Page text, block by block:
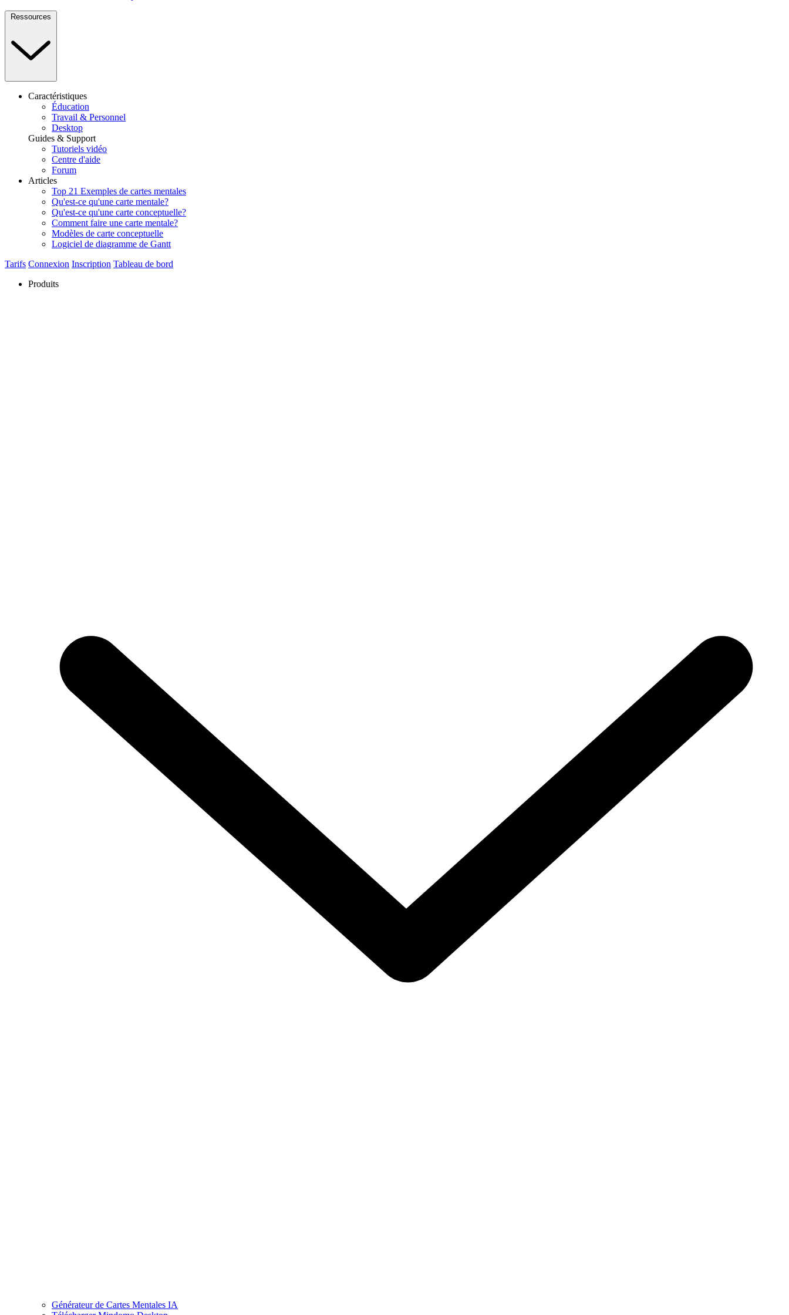
Ressources
Caractéristiques
Éducation
Travail & Personnel
Desktop
Guides & Support
Tutoriels vidéo
Centre d'aide
Forum
Articles
Top 21 Exemples de cartes mentales
Qu'est-ce qu'une carte mentale?
Qu'est-ce qu'une carte conceptuelle?
Comment faire une carte mentale?
Modèles de carte conceptuelle
Logiciel de diagramme de Gantt
Tarifs Connexion Inscription Tableau de bord
Produits
Générateur de Cartes Mentales IA